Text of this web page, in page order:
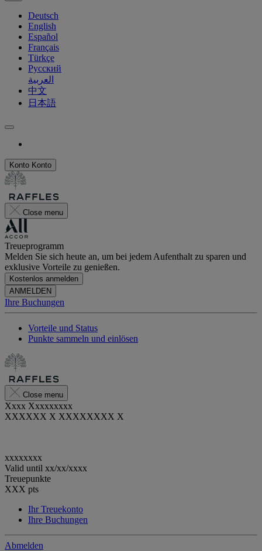
Deutsch
English
Español
Français
Türkçe
Русский
العربية
中文
日本語
Konto Konto
Close menu
Treueprogramm
Melden Sie sich heute an, um bei jedem Aufenthalt zu sparen und
exklusive Vorteile zu genießen.
Kostenlos anmelden
ANMELDEN
Ihre Buchungen
Vorteile und Status
Punkte sammeln und einlösen
Close menu
Xxxx Xxxxxxxxx
XXXXXX X XXXXXXXX X
xxxxxxxx
Valid until xx/xx/xxxx
Treuepunkte
XXX pts
Ihr Treuekonto
Ihre Buchungen
Abmelden